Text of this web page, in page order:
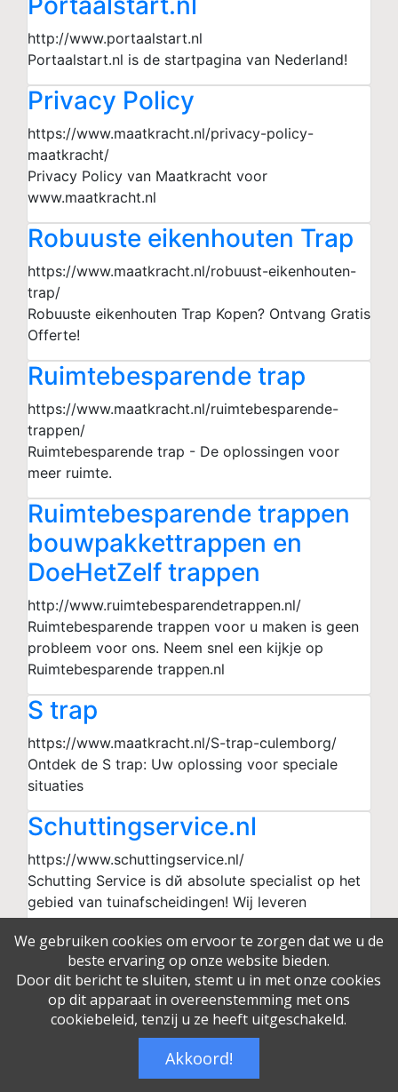
http://www.portaalstart.nl
Portaalstart.nl is de startpagina van Nederland!
Privacy Policy
https://www.maatkracht.nl/privacy-policy-
maatkracht/
Privacy Policy van Maatkracht voor
www.maatkracht.nl
Robuuste eikenhouten Trap
https://www.maatkracht.nl/robuust-eikenhouten-
trap/
Robuuste eikenhouten Trap Kopen? Ontvang Gratis
Offerte!
Ruimtebesparende trap
https://www.maatkracht.nl/ruimtebesparende-
trappen/
Ruimtebesparende trap - De oplossingen voor
meer ruimte.
Ruimtebesparende trappen
bouwpakkettrappen en
DoeHetZelf trappen
http://www.ruimtebesparendetrappen.nl/
Ruimtebesparende trappen voor u maken is geen
probleem voor ons. Neem snel een kijkje op
Ruimtebesparende trappen.nl
S trap
https://www.maatkracht.nl/S-trap-culemborg/
Ontdek de S trap: Uw oplossing voor speciale
situaties
Schuttingservice.nl
https://www.schuttingservice.nl/
Schutting Service is dй absolute specialist op het
gebied van tuinafscheidingen! Wij leveren
duurzame schuttingen aan zowel particulieren als
bedrijven en nieuwbouw projecten.
Slotenmaker uit Houten
nodig?
http://www.slotenmakershouten.nl
Over alles wat met klussen te maken heeft
We gebruiken cookies om ervoor te zorgen dat we u de
beste ervaring op onze website bieden.
Door dit bericht te sluiten, stemt u in met onze cookies
op dit apparaat in overeenstemming met ons
cookiebeleid, tenzij u ze heeft uitgeschakeld.
Akkoord!